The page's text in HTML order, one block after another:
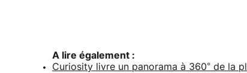
A lire également :
Curiosity livre un panorama à 360° de la